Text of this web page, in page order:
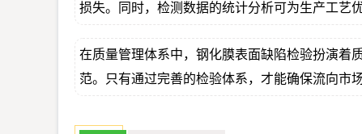
损失。同时，检测数据的统计分析可为生产工艺
在质量管理体系中，钢化膜表面缺陷检验扮演着
范。只有通过完善的检验体系，才能确保流向市